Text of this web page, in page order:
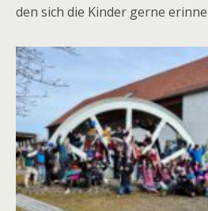
den sich die Kinder gerne